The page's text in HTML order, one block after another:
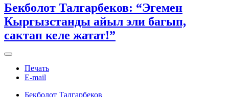
Бекболот Талгарбеков:​​​​​​​ “Эгемен
Кыргызстанды айыл эли багып,
сактап келе жатат!”
Печать
E-mail
Бекболот Талгарбеков